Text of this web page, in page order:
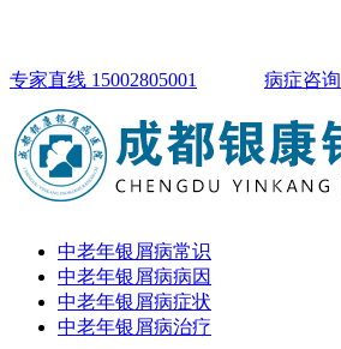
专家直线 15002805001 病症咨询
中老年银屑病常识
中老年银屑病病因
中老年银屑病症状
中老年银屑病治疗